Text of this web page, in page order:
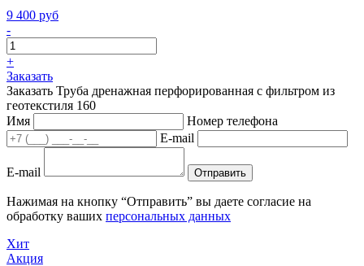
9 400 руб
-
+
Заказать
Заказать Труба дренажная перфорированная с фильтром из
геотекстиля 160
Имя
Номер телефона
E-mail
E-mail Отправить
Нажимая на кнопку “Отправить” вы даете согласие на
обработку ваших персональных данных
Хит
Акция